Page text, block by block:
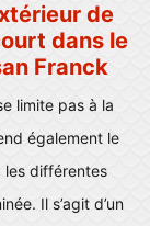
de
dans le
Franck
limite pas à la
également le
les différentes
Il s’agit d’un